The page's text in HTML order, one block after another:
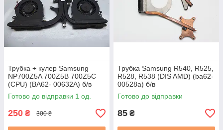
Трубка + кулер Samsung
NP700Z5A 700Z5B 700Z5C
(CPU) (BA62- 00632A) б/в
Готово до відправки 1 од.
250 ₴ 300 ₴
Трубка Samsung R540, R525,
R528, R538 (DIS AMD) (ba62-
00528a) б/в
Готово до відправки
85 ₴